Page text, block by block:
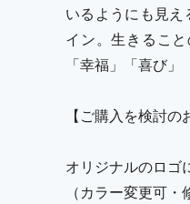
いるようにも見
イン。生きるこ
「幸福」「喜び
【ご購入を検討の
オリジナルのロゴ
（カラー変更可